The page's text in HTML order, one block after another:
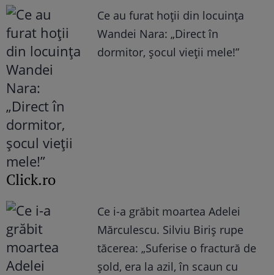
Ce au furat hoții din locuința
Wandei Nara: „Direct în
dormitor, șocul vieții mele!”
Click.ro
Ce i-a grăbit moartea Adelei
Mărculescu. Silviu Biriș rupe
tăcerea: „Suferise o fractură de
șold, era la azil, în scaun cu